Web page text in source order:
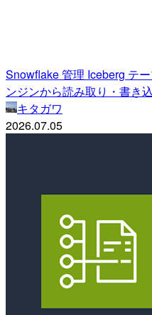
Snowflake 管理 Iceberg テ
ンジンから読み取り・書き
キタガワ
2026.07.05